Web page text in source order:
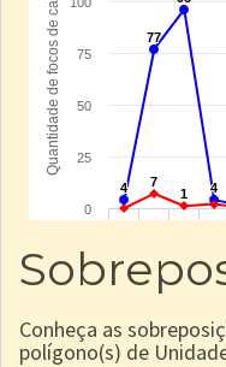
Conheça as
polígono(s) de